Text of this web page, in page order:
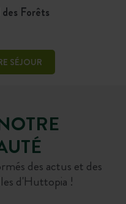
Forêts
SÉJOUR
des actus et des
d'Huttopia !